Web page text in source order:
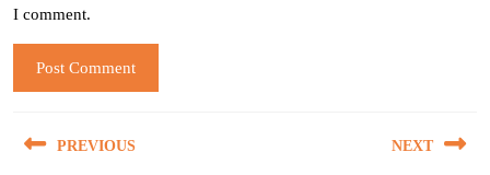
I comment.
navigation
PREVIOUS NEXT